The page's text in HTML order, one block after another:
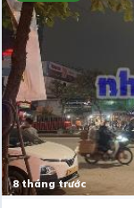
8 tháng trước